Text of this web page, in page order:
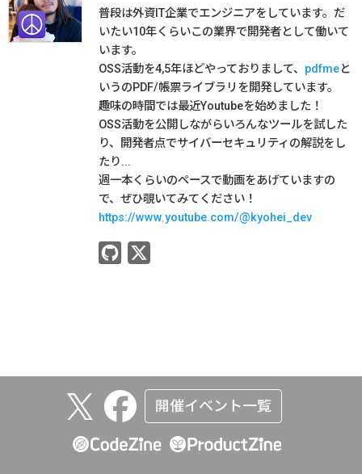
普段は外資IT企業でエンジニアをしています。だ
いたい10年くらいこの業界で開発者として働いて
います。
OSS活動を4,5年ほどやっておりまして、 pdfmeと
いうのPDF/帳票ライブラリを開発しています。
趣味の時間では最近Youtubeを始めました！
OSS活動を公開しながらいろんなツールを試した
り、開発者点でサイバーセキュリティの解説をし
たり...
週一本くらいのペースで動画をあげていますの
で、ぜひ覗いてみてください！
https://www.youtube.com/@kyohei_dev
開催イベント一覧